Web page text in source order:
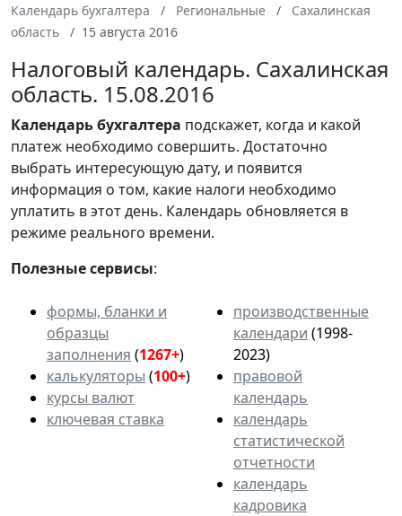
Календарь бухгалтера
Региональные
Сахалинская
область
15 августа 2016
Налоговый календарь. Сахалинская
область. 15.08.2016
Календарьбухгалтера подскажет, когда и какой
платеж необходимо совершить. Достаточно
выбрать интересующую дату, и появится
информация о том, какие налоги необходимо
уплатить в этот день. Календарь обновляется в
режиме реального времени.
Полезные сервисы:
формы, бланки и
образцы
заполнения (1267+)
калькуляторы (100+)
курсы валют
ключевая ставка
производственные
календари (1998-
2023)
правовой
календарь
календарь
статистической
отчетности
календарь
кадровика